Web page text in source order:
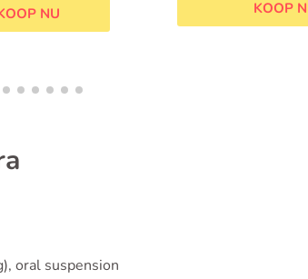
KOOP NU KOOP
oral suspension